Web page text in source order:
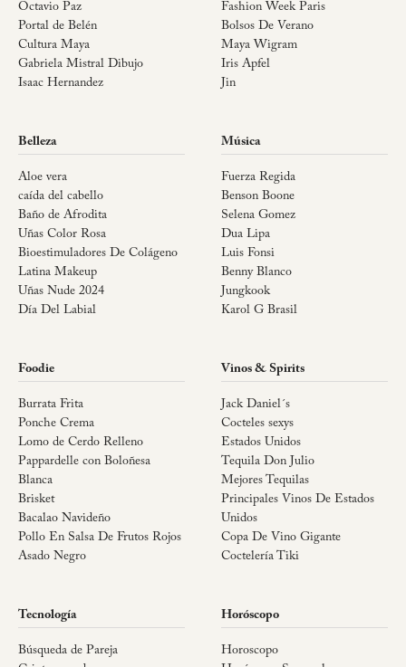
Octavio Paz
Portal de Belén
Cultura Maya
Gabriela Mistral Dibujo
Isaac Hernandez
Fashion Week Paris
Bolsos De Verano
Maya Wigram
Iris Apfel
Jin
Belleza
Aloe vera
caída del cabello
Baño de Afrodita
Uñas Color Rosa
Bioestimuladores De Colágeno
Latina Makeup
Uñas Nude 2024
Día Del Labial
Música
Fuerza Regida
Benson Boone
Selena Gomez
Dua Lipa
Luis Fonsi
Benny Blanco
Jungkook
Karol G Brasil
Foodie
Burrata Frita
Ponche Crema
Lomo de Cerdo Relleno
Pappardelle con Boloñesa
Blanca
Brisket
Bacalao Navideño
Pollo En Salsa De Frutos Rojos
Asado Negro
Vinos & Spirits
Jack Daniel´s
Cocteles sexys
Estados Unidos
Tequila Don Julio
Mejores Tequilas
Principales Vinos De Estados
Unidos
Copa De Vino Gigante
Coctelería Tiki
Tecnología
Búsqueda de Pareja
Horóscopo
Horoscopo